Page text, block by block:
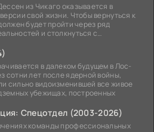
из Чикаго оказывается в
свой жизни. Чтобы вернуться к
будет пройти через ряд
и столкнуться с
в далеком будущем в Лос-
сотни лет после ядерной войны,
сильно видоизменившей все живое
убежищах, построенных
Спецотдел (2003-2026)
команды профессиональных